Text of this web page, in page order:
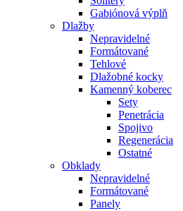
Gabiónová výplň
Dlažby
Nepravidelné
Formátované
Tehlové
Dlažobné kocky
Kamenný koberec
Sety
Penetrácia
Spojivo
Regenerácia
Ostatné
Obklady
Nepravidelné
Formátované
Panely